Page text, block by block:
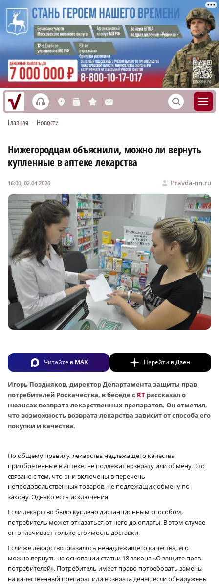
h L n s M S
Главная • Новости
Нижегородцам объяснили, можно ли вернуть
купленные в аптеке лекарства
Pravda-nn.ru
16:00, 02.04.2026
Читайте в MAX Перейти вДзен
Игорь Поздняков, директор Департамента защиты прав
потребителей Роскачества, в беседе с RT рассказал о
нюансах возврата лекарственных препаратов. Он отметил,
что возможность возврата лекарства зависит от способа его
покупки и качества.
По общему правилу, лекарства надлежащего качества,
приобретённые в аптеке, не подлежат возврату или обмену. Это
связано с тем, что они включены в перечень
непродовольственных товаров, не подлежащих обмену по
закону. Однако есть исключения.
Если лекарство было куплено дистанционным способом,
потребитель может отказаться от него до оплаты. В этом случае
он оплачивает только стоимость доставки.
Если же лекарство оказалось ненадлежащего качества, его
можно вернуть на основании статьи 18 закона «О защите прав
потребителей». Потребитель имеет право потребовать замены
на качественный препарат или возврата денег, если обнаружены